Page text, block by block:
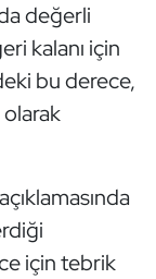
değerli
kalanı için
bu derece,
için tebrik